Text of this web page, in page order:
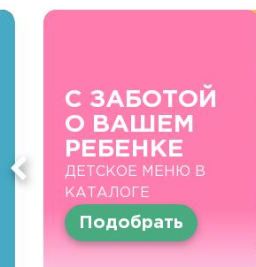
С ЗАБОТОЙ
О ВАШЕМ
РЕБЕНКЕ
ДЕТСКОЕ МЕНЮ В
КАТАЛОГЕ
Подобрать